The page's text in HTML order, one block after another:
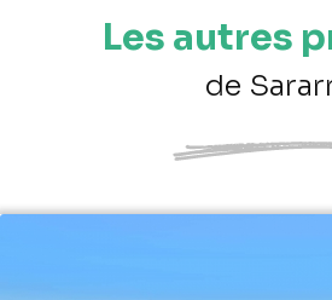
Les autres
de